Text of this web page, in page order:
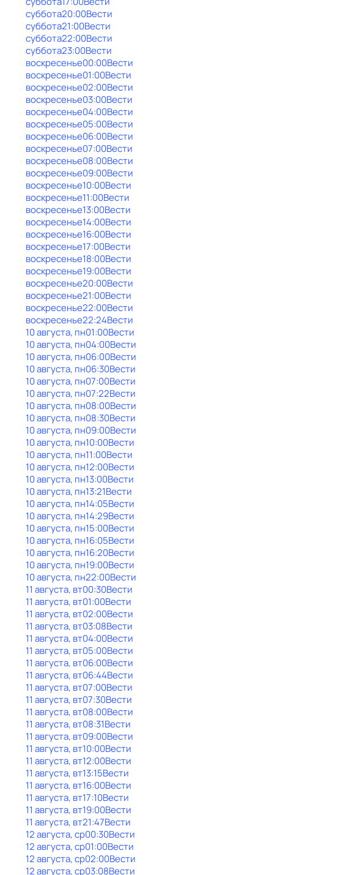
суббота20:00Вести
суббота21:00Вести
суббота22:00Вести
суббота23:00Вести
воскресенье00:00Вести
воскресенье01:00Вести
воскресенье02:00Вести
воскресенье03:00Вести
воскресенье04:00Вести
воскресенье05:00Вести
воскресенье06:00Вести
воскресенье07:00Вести
воскресенье08:00Вести
воскресенье09:00Вести
воскресенье10:00Вести
воскресенье11:00Вести
воскресенье13:00Вести
воскресенье14:00Вести
воскресенье16:00Вести
воскресенье17:00Вести
воскресенье18:00Вести
воскресенье19:00Вести
воскресенье20:00Вести
воскресенье21:00Вести
воскресенье22:00Вести
воскресенье22:24Вести
10 августа, пн01:00Вести
10 августа, пн04:00Вести
10 августа, пн06:00Вести
10 августа, пн06:30Вести
10 августа, пн07:00Вести
10 августа, пн07:22Вести
10 августа, пн08:00Вести
10 августа, пн08:30Вести
10 августа, пн09:00Вести
10 августа, пн10:00Вести
10 августа, пн11:00Вести
10 августа, пн12:00Вести
10 августа, пн13:00Вести
10 августа, пн13:21Вести
10 августа, пн14:05Вести
10 августа, пн14:29Вести
10 августа, пн15:00Вести
10 августа, пн16:05Вести
10 августа, пн16:20Вести
10 августа, пн19:00Вести
10 августа, пн22:00Вести
11 августа, вт00:30Вести
11 августа, вт01:00Вести
11 августа, вт02:00Вести
11 августа, вт03:08Вести
11 августа, вт04:00Вести
11 августа, вт05:00Вести
11 августа, вт06:00Вести
11 августа, вт06:44Вести
11 августа, вт07:00Вести
11 августа, вт07:30Вести
11 августа, вт08:00Вести
11 августа, вт08:31Вести
11 августа, вт09:00Вести
11 августа, вт10:00Вести
11 августа, вт12:00Вести
11 августа, вт13:15Вести
11 августа, вт16:00Вести
11 августа, вт17:10Вести
11 августа, вт19:00Вести
11 августа, вт21:47Вести
12 августа, ср00:30Вести
12 августа, ср01:00Вести
12 августа, ср02:00Вести
12 августа, ср03:08Вести